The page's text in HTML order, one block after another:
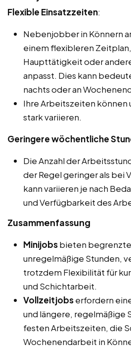
Flexible Einsatzzeiten:
Nebenjobber in Könnern
einem flexibleren
Haupttätigkeit oder
anpasst. Dies kann
nachts oder an
Ihre Arbeitszeiten können
stark variieren.
Geringere wöchentliche
Die Anzahl der
der Regel geringer als bei
kann variieren je nach
und Verfügbarkeit des
Zusammenfassung
Minijobsbieten
unregelmäßige Stunden,
trotzdem Flexibilität für
und Schichtarbeit.
Vollzeitjobserfordern
und längere, regelmäßige
festen Arbeitszeiten, die
Wochenendarbeit in